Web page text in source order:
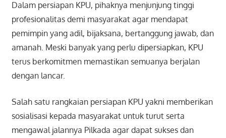
Dalam persiapan KPU, pihaknya menjunjung tinggi
profesionalitas demi masyarakat agar mendapat
pemimpin yang adil, bijaksana, bertanggung jawab, dan
amanah. Meski banyak yang perlu dipersiapkan, KPU
terus berkomitmen memastikan semuanya berjalan
dengan lancar.
Salah satu rangkaian persiapan KPU yakni memberikan
sosialisasi kepada masyarakat untuk turut serta
mengawal jalannya Pilkada agar dapat sukses dan